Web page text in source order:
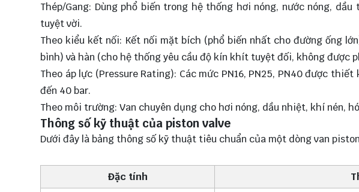
Thép/Gang: Dùng phổ biến trong hệ thống hơi nóng, nước nóng,
tuyệt vời.
Theo kiểu kết nối: Kết nối mặt bích (phổ biến nhất cho đường ống
bình) và hàn (cho hệ thống yêu cầu độ kín khít tuyệt đối, không được
Theo áp lực (Pressure Rating): Các mức PN16, PN25, PN40 được
đến 40 bar.
Theo môi trường: Van chuyên dụng cho hơi nóng, dầu nhiệt, khí nén,
Thông số kỹ thuật của piston valve
Dưới đây là bảng thông số kỹ thuật tiêu chuẩn của một dòng van
Đặc tính